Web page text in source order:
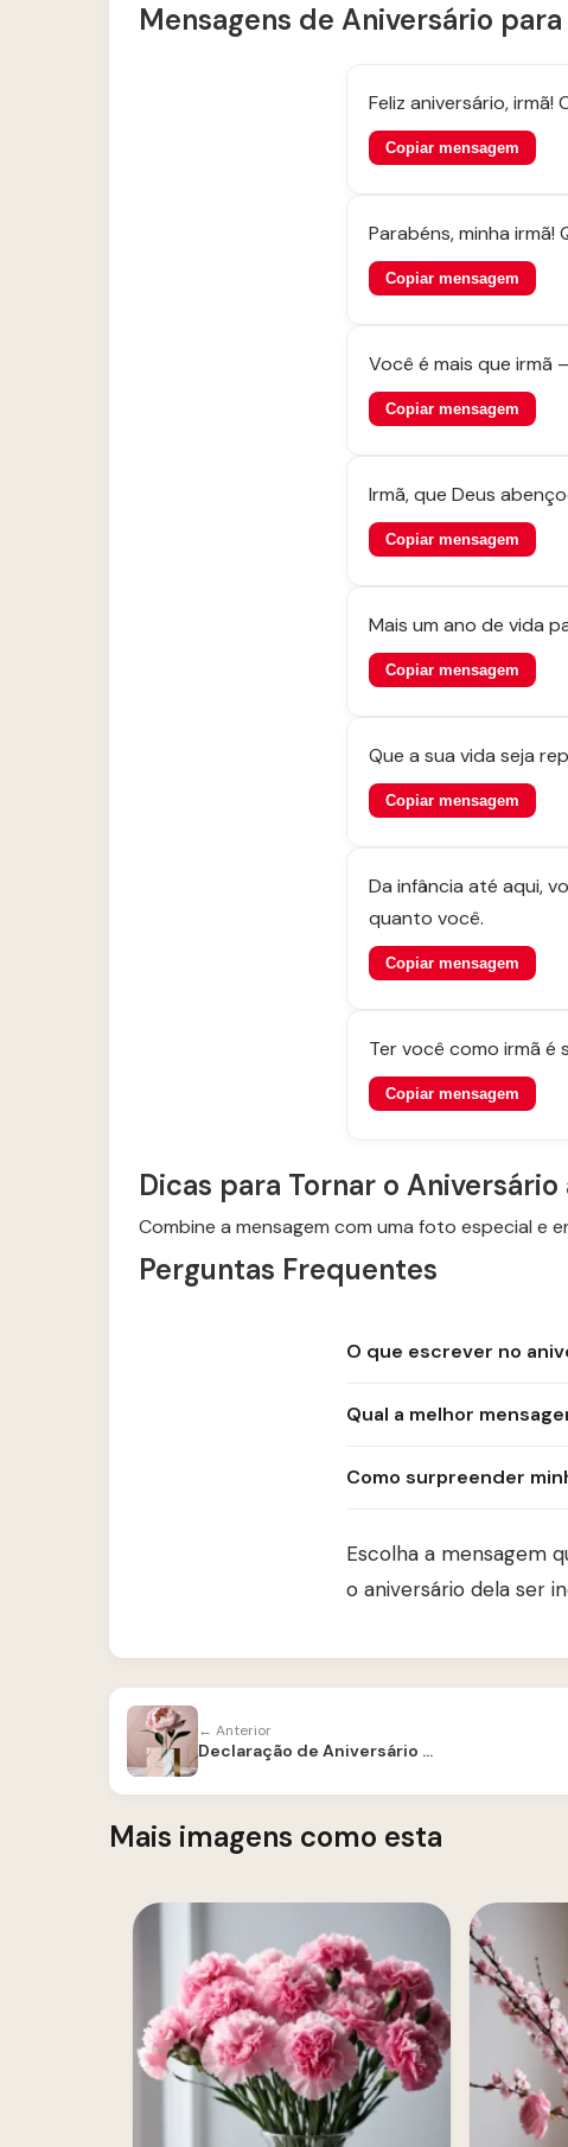
Mensagens de Aniversário
Feliz aniversário,
Copiar mensagem
Parabéns, minha
Copiar mensagem
Você é mais que irmã
Copiar mensagem
Irmã, que Deus
Copiar mensagem
Mais um ano de vida
Copiar mensagem
Que a sua vida seja
Copiar mensagem
Da infância até aqui,
quanto você.
Copiar mensagem
Ter você como irmã é
Copiar mensagem
Dicas para Tornar o
Combine a mensagem com uma foto especial e
Perguntas Frequentes
O que escrever no
Qual a melhor
Como surpreender
Escolha a mensagem
o aniversário dela ser
← Anterior
Declaração de Aniversário para Amiga
Mais imagens como esta